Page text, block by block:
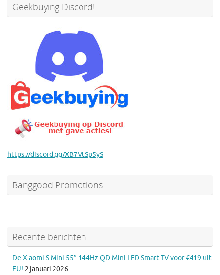
Geekbuying Discord!
https://discord.gg/XB7VtSp5yS
Banggood Promotions
Recente berichten
De Xiaomi S Mini 55″ 144Hz QD-Mini LED Smart TV voor €419 uit
EU! 2 januari 2026